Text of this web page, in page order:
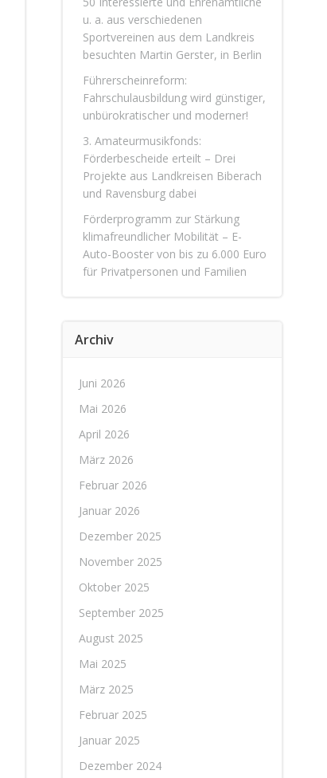
u. a. aus verschiedenen
Sportvereinen aus dem Landkreis
besuchten Martin Gerster, in Berlin
Führerscheinreform:
Fahrschulausbildung wird günstiger,
unbürokratischer und moderner!
3. Amateurmusikfonds:
Förderbescheide erteilt – Drei
Projekte aus Landkreisen Biberach
und Ravensburg dabei
Förderprogramm zur Stärkung
klimafreundlicher Mobilität – E-
Auto-Booster von bis zu 6.000 Euro
für Privatpersonen und Familien
Archiv
Juni 2026
Mai 2026
April 2026
März 2026
Februar 2026
Januar 2026
Dezember 2025
November 2025
Oktober 2025
September 2025
August 2025
Mai 2025
März 2025
Februar 2025
Januar 2025
Dezember 2024